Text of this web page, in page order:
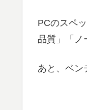
PCのスペ
品質」「ノ
あと、ベン